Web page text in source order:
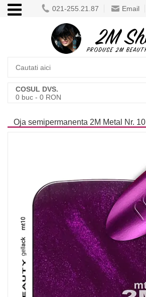
021-255.21.87 Email
COSUL DVS.
0 buc - 0 RON
Oja semipermanenta 2M Metal Nr. 10